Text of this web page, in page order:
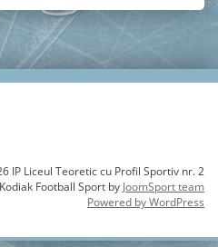
IP Liceul Teoretic cu Profil Sportiv nr. 2
Football Sport by JoomSport team
Powered by WordPress